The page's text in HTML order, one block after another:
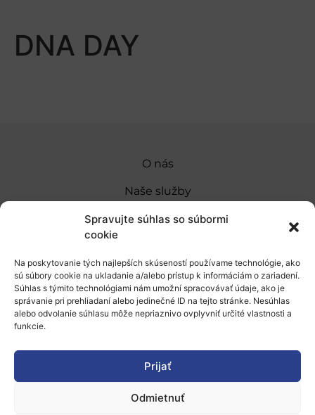
Spravujte súhlas so súbormi
cookie
Na poskytovanie tých najlepších skúseností používame technológie, ako
sú súbory cookie na ukladanie a/alebo prístup k informáciám o zariadení.
Súhlas s týmito technológiami nám umožní spracovávať údaje, ako je
správanie pri prehliadaní alebo jedinečné ID na tejto stránke. Nesúhlas
alebo odvolanie súhlasu môže nepriaznivo ovplyvniť určité vlastnosti a
funkcie.
Prijať
Odmietnuť
DNA DAY
O nás
Naše služby
Financovanie a podpora
Novinky
Ochrana osobných údajov
úniou v rámci Programu Slovensko. Portál
prevádzkuje Centrum vedecko-technických
informácií SR“